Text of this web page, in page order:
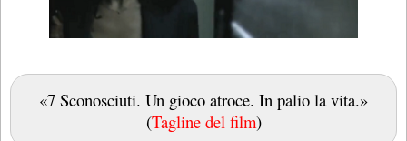
«7 Sconosciuti. Un gioco atroce. In palio la vita.»
(Tagline del film)